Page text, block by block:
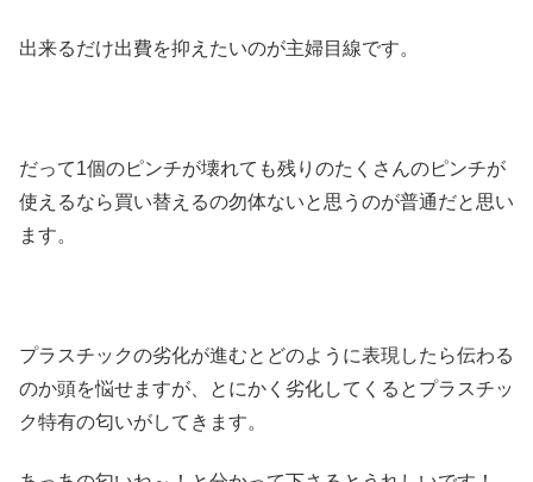
出来るだけ出費を抑えたいのが主婦目線です。
だって1個のピンチが壊れても残りのたくさんのピンチが
使えるなら買い替えるの勿体ないと思うのが普通だと思い
ます。
プラスチックの劣化が進むとどのように表現したら伝わる
のか頭を悩せますが、とにかく劣化してくるとプラスチッ
ク特有の匂いがしてきます。